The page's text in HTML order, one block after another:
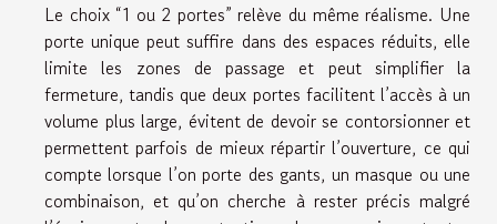
Le choix “1 ou 2 portes” relève du même réalisme. Une
porte unique peut suffire dans des espaces réduits, elle
limite les zones de passage et peut simplifier la
fermeture, tandis que deux portes facilitent l’accès à un
volume plus large, évitent de devoir se contorsionner et
permettent parfois de mieux répartir l’ouverture, ce qui
compte lorsque l’on porte des gants, un masque ou une
combinaison, et qu’on cherche à rester précis malgré